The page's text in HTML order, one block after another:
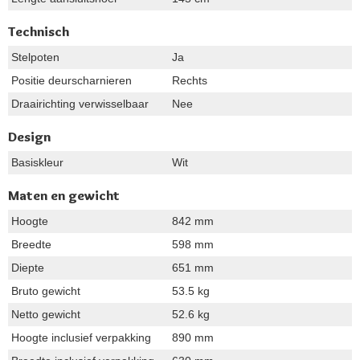
Technisch
Stelpoten
Ja
Positie deurscharnieren
Rechts
Draairichting verwisselbaar
Nee
Design
Basiskleur Wit
Maten en gewicht
Hoogte
842 mm
Breedte
598 mm
Diepte
651 mm
Bruto gewicht
53.5 kg
Netto gewicht
52.6 kg
Hoogte inclusief verpakking
890 mm